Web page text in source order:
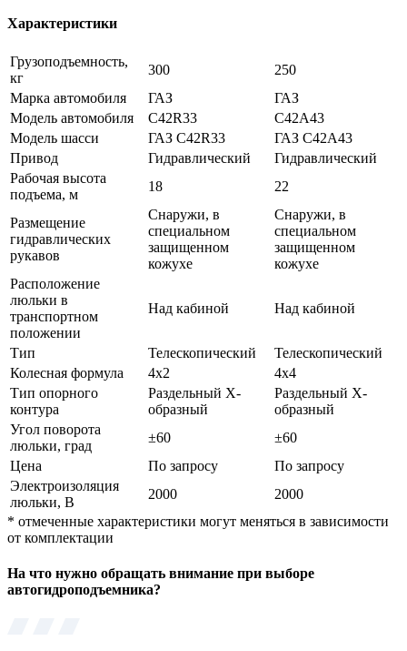
Характеристики
Грузоподъемность,
кг
300
250
Марка автомобиля
ГАЗ
ГАЗ
Модель автомобиля
C42R33
C42A43
Модель шасси
ГАЗ C42R33
ГАЗ C42A43
Привод
Гидравлический
Гидравлический
Рабочая высота
подъема, м
18 22
Размещение
гидравлических
рукавов
Снаружи, в
специальном
защищенном
кожухе
Снаружи, в
специальном
защищенном
кожухе
Расположение
люльки в
транспортном
положении
Над кабиной Над кабиной
Тип Телескопический
Телескопический
Колесная формула
4x2
4x4
Тип опорного
контура
Раздельный Х-
образный
Раздельный Х-
образный
Угол поворота
люльки, град
±60
±60
Цена
По запросу
По запросу
Электроизоляция
люльки, В
2000
2000
* отмеченные характеристики могут меняться в зависимости
от комплектации
На что нужно обращать внимание при выборе
автогидроподъемника?